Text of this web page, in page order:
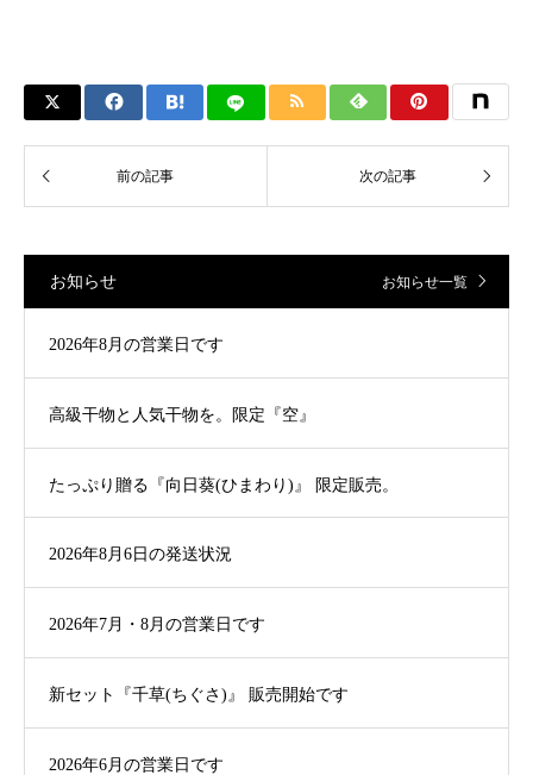
お知らせ お知らせ一覧
2026年8月の営業日です
高級干物と人気干物を。限定『空』
たっぷり贈る『向日葵(ひまわり)』 限定販売。
2026年8月6日の発送状況
2026年7月・8月の営業日です
新セット『千草(ちぐさ)』 販売開始です
2026年6月の営業日です